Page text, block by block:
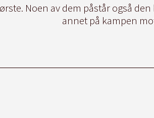
Noen av dem påstår også
annet på kampen